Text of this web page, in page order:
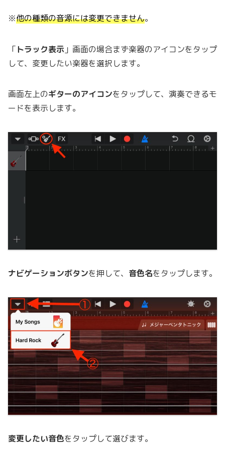
※他の種類の音源には変更できません。
「トラック表示 」画面の場合まず楽器のアイコンをタップ
して、変更したい楽器を選択します。
画面左上のギターのアイコンをタップして、演奏できるモ
ードを表示します。
ナビゲーションボタンを押して、 音色名をタップします。
変更したい音色をタップして選びます。